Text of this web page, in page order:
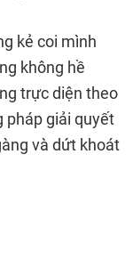
kẻ coi mình
không hề
trực diện theo
pháp giải quyết
và dứt khoát